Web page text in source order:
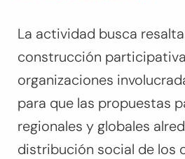
La actividad busca
construcción
organizaciones
para que las propuestas
regionales y globales
distribución social de los